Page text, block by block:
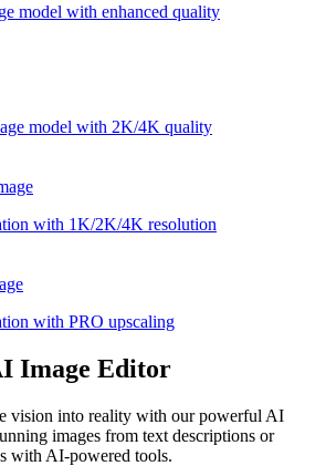
model with enhanced quality
model with 2K/4K quality
with 1K/2K/4K resolution
with PRO upscaling
Image Editor
vision into reality with our powerful AI
images from text descriptions or
with AI-powered tools.